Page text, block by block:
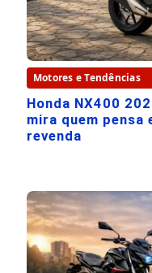
Motores e Tendências
Honda NX400
mira quem
revenda